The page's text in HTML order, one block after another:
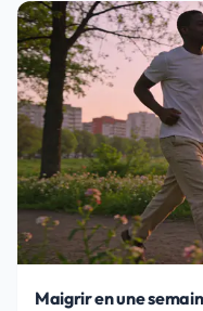
Maigrir en une